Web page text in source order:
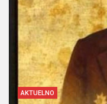
AKTUELNO